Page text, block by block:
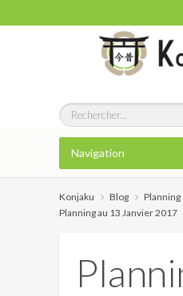
Navigation
Konjaku Blog
Planning
Planning au 13 Janvier 2017